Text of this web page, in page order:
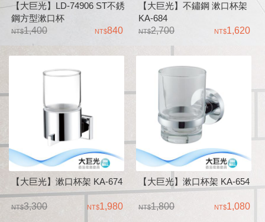
【大巨光】LD-74906 ST不銹
鋼方型漱口杯
1,400
840
【大巨光】不鏽鋼 漱口杯架
KA-684
2,700
1,620
【大巨光】漱口杯架 KA-674
3,300 1,980
【大巨光】漱口杯架 KA-654
1,800 1,080